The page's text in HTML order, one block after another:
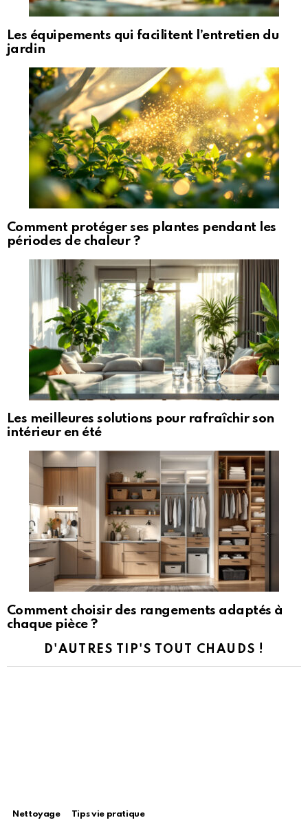
Les équipements qui facilitent l’entretien du
jardin
Comment protéger ses plantes pendant les
périodes de chaleur ?
Les meilleures solutions pour rafraîchir son
intérieur en été
Comment choisir des rangements adaptés à
chaque pièce ?
D'AUTRES TIP'S TOUT CHAUDS !
Nettoyage Tips vie pratique